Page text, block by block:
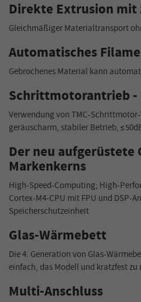
Direkte Extrusion mit
Gleichmäßiger Materialtransport
Automatisches
Gebrochenes Material kann
Schrittmotorantrieb -
Verwendung von TMC-
geräuscharm, stabiler Betrieb,
Der neu aufgerüstete
Markenkerns
High-Speed-Computing; High-
Cortex-M4-CPU mit FPU und DSP-
Speicherschutzeinheit
Glas-Wärmebett
Die 4. Generation von Glas-
einfach, das Modell und kratzfest zu
Multi-Anschluss